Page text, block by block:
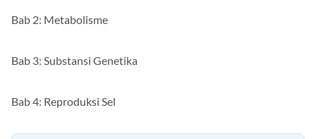
Bab 2: Metabolisme
Bab 3: Substansi Genetika
Bab 4: Reproduksi Sel